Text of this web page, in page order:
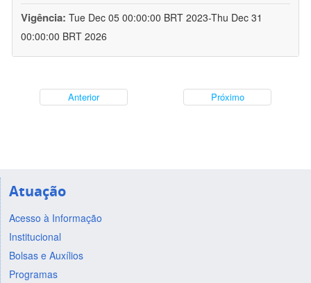
Vigência: Tue Dec 05 00:00:00 BRT 2023-Thu Dec 31
00:00:00 BRT 2026
Anterior Próximo
Atuação
Acesso à Informação
Institucional
Bolsas e Auxílios
Programas